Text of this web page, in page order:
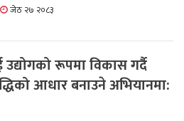
जेठ २७ २०८३
उद्योगको रूपमा विकास गर्दै
आधार बनाउने अभियानमा: